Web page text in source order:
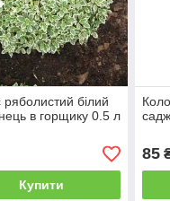
ряболистий білий
в горщику 0.5 л
Купити
85